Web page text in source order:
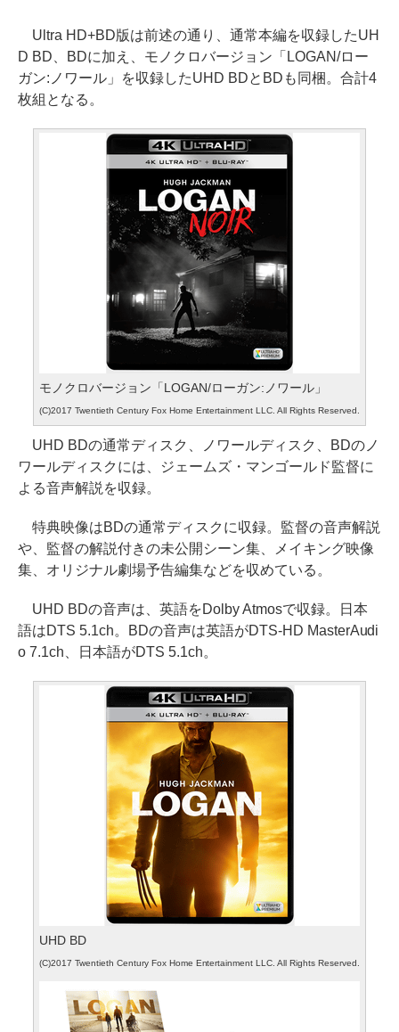
Ultra HD+BD版は前述の通り、通常本編を収録したUH
D BD、BDに加え、モノクロバージョン「LOGAN/ロー
ガン:ノワール」を収録したUHD BDとBDも同梱。合計4
枚組となる。
モノクロバージョン「LOGAN/ローガン:ノワール」
(C)2017 Twentieth Century Fox Home Entertainment LLC. All Rights Reserved.
UHD BDの通常ディスク、ノワールディスク、BDのノ
ワールディスクには、ジェームズ・マンゴールド監督に
よる音声解説を収録。
特典映像はBDの通常ディスクに収録。監督の音声解説
や、監督の解説付きの未公開シーン集、メイキング映像
集、オリジナル劇場予告編集などを収めている。
UHD BDの音声は、英語をDolby Atmosで収録。日本
語はDTS 5.1ch。BDの音声は英語がDTS-HD MasterAudi
o 7.1ch、日本語がDTS 5.1ch。
UHD BD
(C)2017 Twentieth Century Fox Home Entertainment LLC. All Rights Reserved.